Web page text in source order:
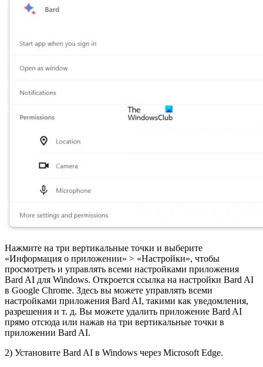
Нажмите на три вертикальные точки и выберите
«Информация о приложении» > «Настройки», чтобы
просмотреть и управлять всеми настройками приложения
Bard AI для Windows. Откроется ссылка на настройки Bard AI
в Google Chrome. Здесь вы можете управлять всеми
настройками приложения Bard AI, такими как уведомления,
разрешения и т. д. Вы можете удалить приложение Bard AI
прямо отсюда или нажав на три вертикальные точки в
приложении Bard AI.
2) Установите Bard AI в Windows через Microsoft Edge.